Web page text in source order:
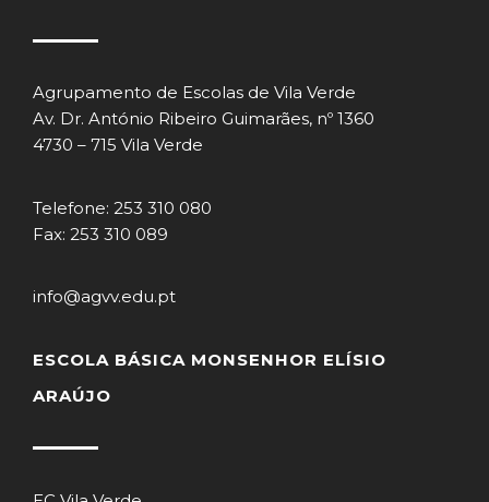
Agrupamento de Escolas de Vila Verde
Av. Dr. António Ribeiro Guimarães, nº 1360
4730 – 715 Vila Verde
Telefone: 253 310 080
Fax: 253 310 089
info@agvv.edu.pt
ESCOLA BÁSICA MONSENHOR ELÍSIO
ARAÚJO